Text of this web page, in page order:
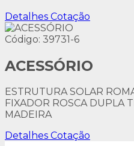
Detalhes Cotação
Código: 39731-6
ACESSÓRIO
ESTRUTURA SOLAR
FIXADOR ROSCA DUPLA
MADEIRA
Detalhes Cotação